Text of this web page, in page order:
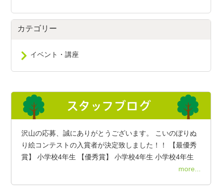
カテゴリー
イベント・講座
沢山の応募、誠にありがとうございます。 こいのぼりぬ
り絵コンテストの入賞者が決定致しました！！ 【最優秀
賞】 小学校4年生 【優秀賞】 小学校4年生 小学校4年生
more...